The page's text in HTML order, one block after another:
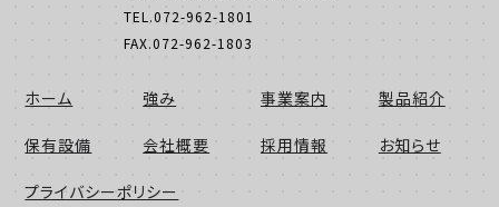
TEL.072-962-1801
FAX.072-962-1803
ホーム 強み 事業案内 製品紹介
保有設備 会社概要 採用情報 お知らせ
プライバシーポリシー